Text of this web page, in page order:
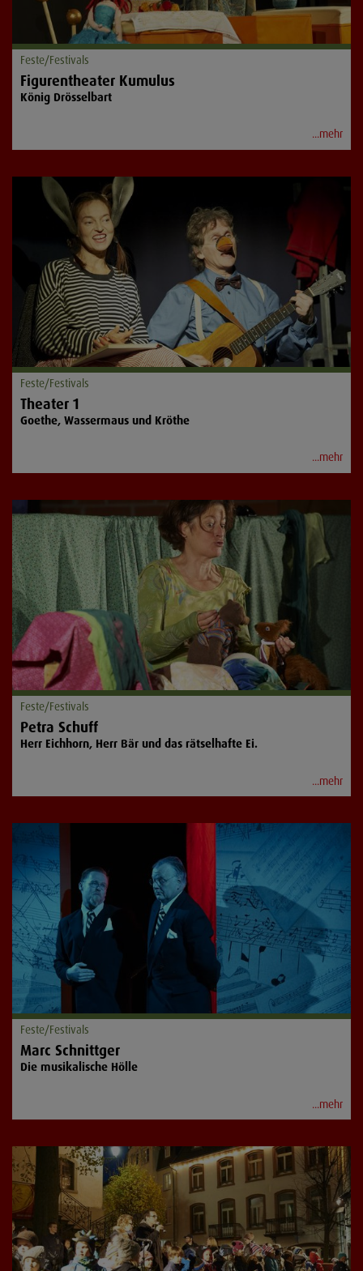
Feste/Festivals
Figurentheater Kumulus
König Drösselbart
...mehr
Feste/Festivals
Theater 1
Goethe, Wassermaus und Kröthe
...mehr
Feste/Festivals
Petra Schuff
Herr Eichhorn, Herr Bär und das rätselhafte Ei.
...mehr
Feste/Festivals
Marc Schnittger
Die musikalische Hölle
...mehr